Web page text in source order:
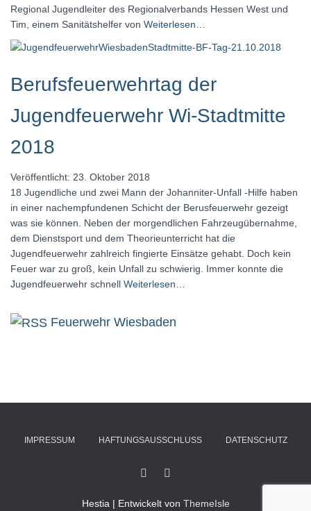
Regional Jugendleiter des Regionalverbands Hessen West und
Tim, einem Sanitätshelfer von Weiterlesen…
Berufsfeuerwehrtag der
Jugendfeuerwehr Wi-Stadtmitte
2018
Veröffentlicht: 23. Oktober 2018
18 Jugendliche und zwei Mann der Johanniter-Unfall -Hilfe haben
in einer nachempfundenen Schicht der Berusfeuerwehr gezeigt
was sie können. Neben der morgendlichen Fahrzeugübernahme,
dem Dienstsport und dem Theorieunterricht hat die
Jugendfeuerwehr zahlreich fingierte Einsätze gehabt. Doch kein
Feuer war zu groß, kein Unfall zu schwierig. Immer konnte die
Jugendfeuerwehr schnell Weiterlesen…
Feuerwehr Wiesbaden
IMPRESSUM HAFTUNGSAUSSCHLUSS DATENSCHUTZ
Hestia | Entwickelt von ThemeIsle